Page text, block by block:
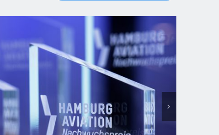
HAV Nachwuchspreis